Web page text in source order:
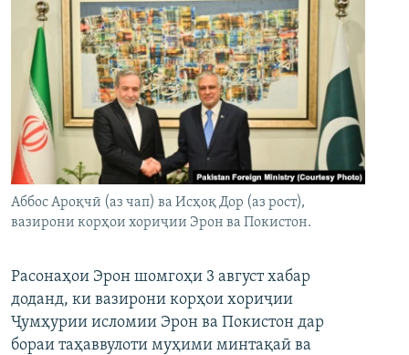
Аббос Ароқчӣ (аз чап) ва Исҳоқ Дор (аз рост),
вазирони корҳои хориҷии Эрон ва Покистон.
Расонаҳои Эрон шомгоҳи 3 август хабар
доданд, ки вазирони корҳои хориҷии
Ҷумҳурии исломии Эрон ва Покистон дар
бораи таҳаввулоти муҳими минтақаӣ ва